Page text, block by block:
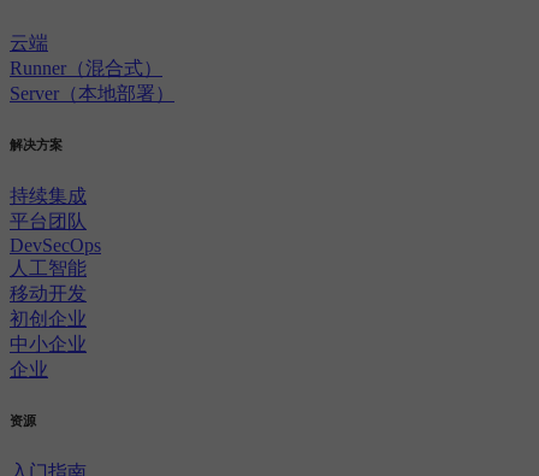
云端
Runner（混合式）
Server（本地部署）
解决方案
持续集成
平台团队
DevSecOps
人工智能
移动开发
初创企业
中小企业
企业
资源